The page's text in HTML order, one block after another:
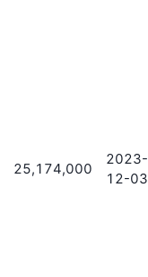
25,174,000
2023-
12-03